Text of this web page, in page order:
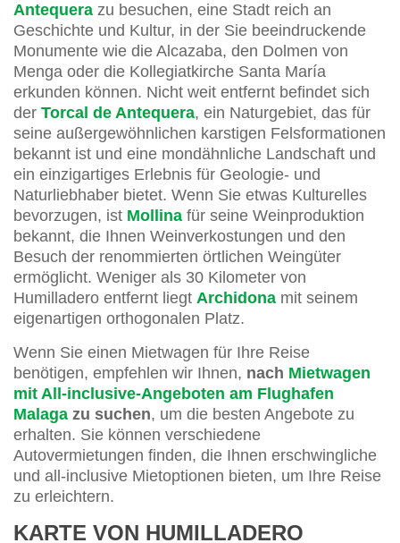
Antequera zu besuchen, eine Stadt reich an
Geschichte und Kultur, in der Sie beeindruckende
Monumente wie die Alcazaba, den Dolmen von
Menga oder die Kollegiatkirche Santa María
erkunden können. Nicht weit entfernt befindet sich
der Torcal de Antequera, ein Naturgebiet, das für
seine außergewöhnlichen karstigen Felsformationen
bekannt ist und eine mondähnliche Landschaft und
ein einzigartiges Erlebnis für Geologie- und
Naturliebhaber bietet. Wenn Sie etwas Kulturelles
bevorzugen, ist Mollina für seine Weinproduktion
bekannt, die Ihnen Weinverkostungen und den
Besuch der renommierten örtlichen Weingüter
ermöglicht. Weniger als 30 Kilometer von
Humilladero entfernt liegt Archidona mit seinem
eigenartigen orthogonalen Platz.
Wenn Sie einen Mietwagen für Ihre Reise
benötigen, empfehlen wir Ihnen, nach Mietwagen
mit All-inclusive-Angeboten am Flughafen
Malaga zu suchen, um die besten Angebote zu
erhalten. Sie können verschiedene
Autovermietungen finden, die Ihnen erschwingliche
und all-inclusive Mietoptionen bieten, um Ihre Reise
zu erleichtern.
KARTE VON HUMILLADERO